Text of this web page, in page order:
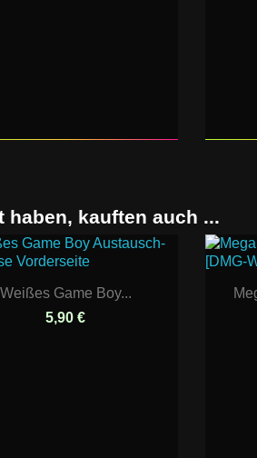
kauften auch ...
Weißes Game Boy...
5,90 €